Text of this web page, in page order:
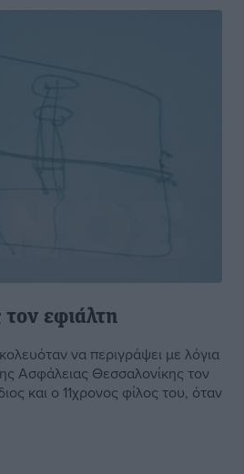
εφιάλτη
να περιγράψει με λόγια
Ασφάλειας Θεσσαλονίκης τον
και ο 11χρονος φίλος του, όταν